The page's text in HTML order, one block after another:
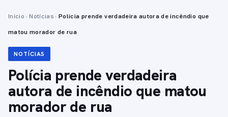
Início › Notícias › Polícia prende verdadeira autora de incêndio que
matou morador de rua
NOTÍCIAS
Polícia prende verdadeira
autora de incêndio que matou
morador de rua